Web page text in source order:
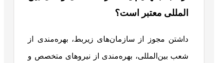
المللی معتبر است؟
داشتن مجوز از سازمان‌های زیربط، بهره‌مندی از
شعب بین‌المللی، بهره‌مندی از نیروهای متخصص و